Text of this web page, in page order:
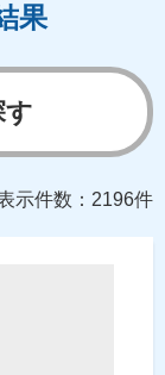
果
す
示件数：2196件